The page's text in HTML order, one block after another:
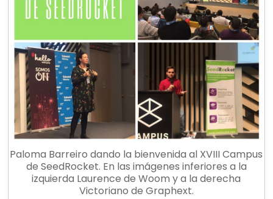
Paloma Barreiro dando la bienvenida al XVIII Campus
de SeedRocket. En las imágenes inferiores a la
izquierda Laurence de Woom y a la derecha
Victoriano de Graphext.